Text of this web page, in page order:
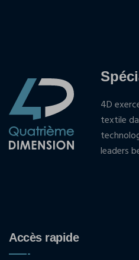
4D
textile
leaders
Accès rapide